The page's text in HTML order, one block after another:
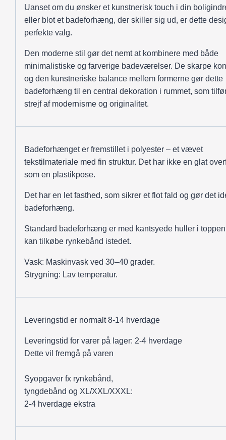
Uanset om du ønsker et kunstnerisk touch i din
eller blot et badeforhæng, der skiller sig ud, er dette
perfekte valg.
Den moderne stil gør det nemt at kombinere med både
minimalistiske og farverige badeværelser. De skarpe
og den kunstneriske balance mellem formerne gør dette
badeforhæng til en central dekoration i rummet, som
strejf af modernisme og originalitet.
Badeforhænget er fremstillet i polyester – et vævet
tekstilmateriale med fin struktur. Det har ikke en glat
som en plastikpose.
Det har en let fasthed, som sikrer et flot fald og gør det
badeforhæng.
Standard badeforhæng er med kantsyede huller i
kan tilkøbe rynkebånd istedet.
Vask: Maskinvask ved 30–40 grader.
Strygning: Lav temperatur.
Leveringstid er normalt 8-14 hverdage
Leveringstid for varer på lager: 2-4 hverdage
Dette vil fremgå på varen
Syopgaver fx rynkebånd,
tyngdebånd og XL/XXL/XXXL:
2-4 hverdage ekstra